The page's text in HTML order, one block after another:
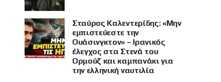
Σταύρος Καλεντερίδης: «Μην
εμπιστεύεστε την
Ουάσινγκτον» – Ιρανικός
έλεγχος στα Στενά του
Ορμούζ και καμπανάκι για
την ελληνική ναυτιλία